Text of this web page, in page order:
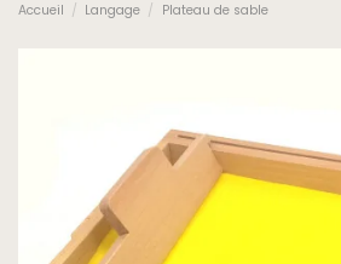
Accueil Langage Plateau de sable